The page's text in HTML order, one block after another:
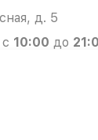
д. 5
с 10:00 до